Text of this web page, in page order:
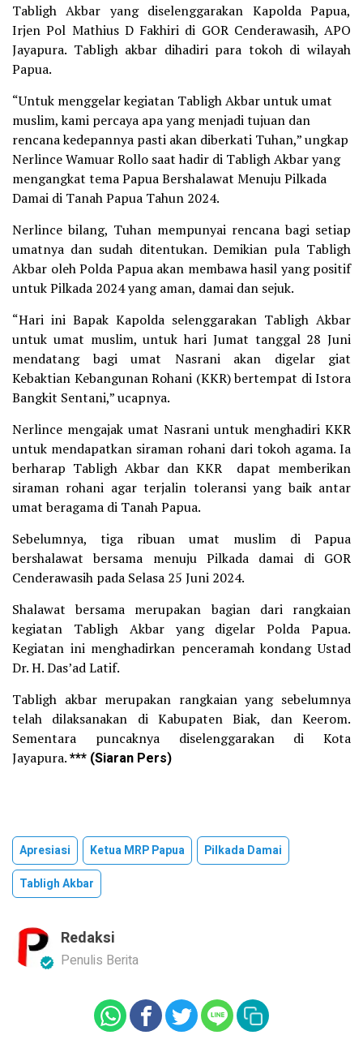
Tabligh Akbar yang diselenggarakan Kapolda Papua,
Irjen Pol Mathius D Fakhiri di GOR Cenderawasih, APO
Jayapura. Tabligh akbar dihadiri para tokoh di wilayah
Papua.
“Untuk menggelar kegiatan Tabligh Akbar untuk umat
muslim, kami percaya apa yang menjadi tujuan dan
rencana kedepannya pasti akan diberkati Tuhan,” ungkap
Nerlince Wamuar Rollo saat hadir di Tabligh Akbar yang
mengangkat tema Papua Bershalawat Menuju Pilkada
Damai di Tanah Papua Tahun 2024.
Nerlince bilang, Tuhan mempunyai rencana bagi setiap
umatnya dan sudah ditentukan. Demikian pula Tabligh
Akbar oleh Polda Papua akan membawa hasil yang positif
untuk Pilkada 2024 yang aman, damai dan sejuk.
“Hari ini Bapak Kapolda selenggarakan Tabligh Akbar
untuk umat muslim, untuk hari Jumat tanggal 28 Juni
mendatang bagi umat Nasrani akan digelar giat
Kebaktian Kebangunan Rohani (KKR) bertempat di Istora
Bangkit Sentani,” ucapnya.
Nerlince mengajak umat Nasrani untuk menghadiri KKR
untuk mendapatkan siraman rohani dari tokoh agama. Ia
berharap Tabligh Akbar dan KKR dapat memberikan
siraman rohani agar terjalin toleransi yang baik antar
umat beragama di Tanah Papua.
Sebelumnya, tiga ribuan umat muslim di Papua
bershalawat bersama menuju Pilkada damai di GOR
Cenderawasih pada Selasa 25 Juni 2024.
Shalawat bersama merupakan bagian dari rangkaian
kegiatan Tabligh Akbar yang digelar Polda Papua.
Kegiatan ini menghadirkan penceramah kondang Ustad
Dr. H. Das’ad Latif.
Tabligh akbar merupakan rangkaian yang sebelumnya
telah dilaksanakan di Kabupaten Biak, dan Keerom.
Sementara puncaknya diselenggarakan di Kota
Jayapura.*** (Siaran Pers)
Apresiasi Ketua MRP Papua
Pilkada Damai
Tabligh Akbar
Redaksi
Penulis Berita